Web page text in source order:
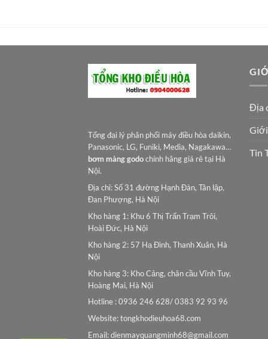
Tổng đại lý phân phối máy điều hòa daikin,
Panasonic, LG, Funiki, Media, Nagakawa…
bơm màng godochính hãng giá rẻ tại Hà
Nội.
Địa chỉ: Số 31 đường Hạnh Đàn, Tân lập,
Đan Phượng, Hà Nội
Kho hàng 1: Khu 6 Thị Trấn Trạm Trôi,
Hoài Đức, Hà Nội
Kho hàng 2: 57 Hạ Đình, Thanh Xuân, Hà
Nội
Kho hàng 3: Kho Cảng, chân cầu Vĩnh Tuy,
Hoàng Mai, Hà Nội
Hotline : 0936 246 628/ 0383 92 93 96
Website: tongkhodieuhoa68.com
Email:dienmayquangminh68@gmail.com
Địa
Tin